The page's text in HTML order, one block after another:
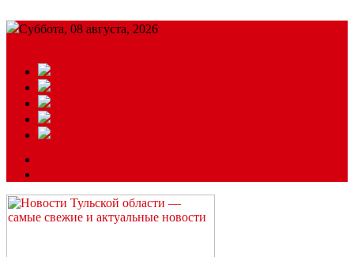
Суббота, 08 августа, 2026